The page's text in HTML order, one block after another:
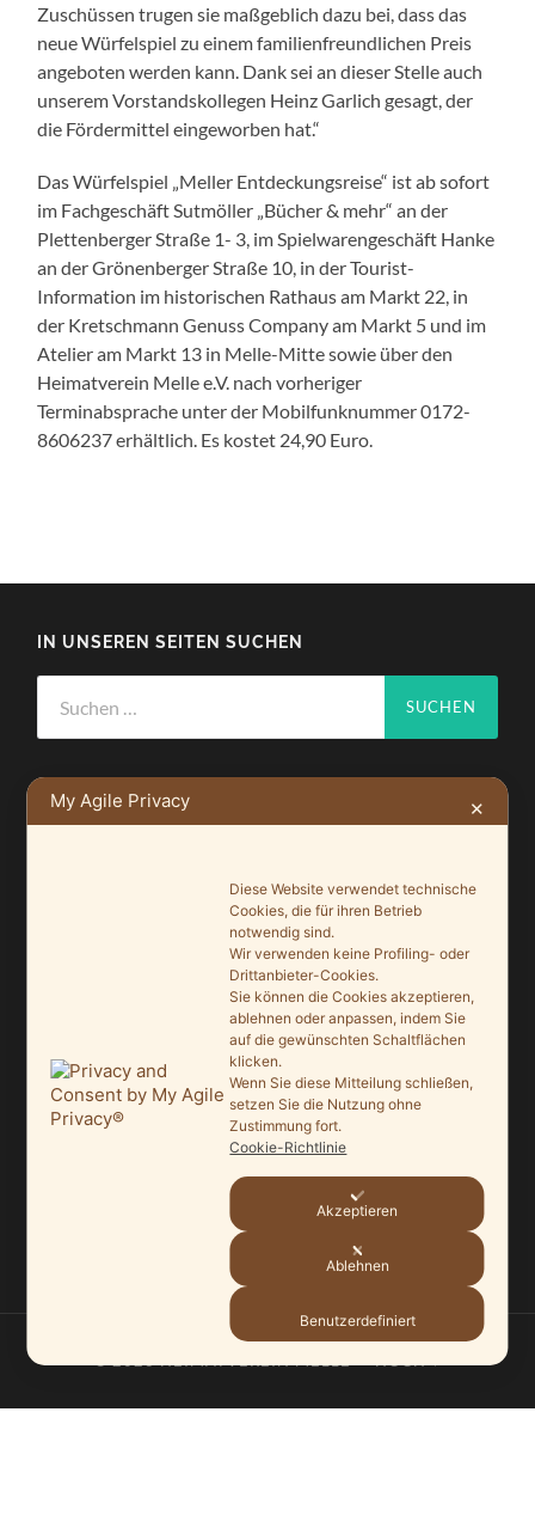
Zuschüssen trugen sie maßgeblich dazu bei, dass das
neue Würfelspiel zu einem familienfreundlichen Preis
angeboten werden kann. Dank sei an dieser Stelle auch
unserem Vorstandskollegen Heinz Garlich gesagt, der
die Fördermittel eingeworben hat.“
Das Würfelspiel „Meller Entdeckungsreise“ ist ab sofort
im Fachgeschäft Sutmöller „Bücher & mehr“ an der
Plettenberger Straße 1- 3, im Spielwarengeschäft Hanke
an der Grönenberger Straße 10, in der Tourist-
Information im historischen Rathaus am Markt 22, in
der Kretschmann Genuss Company am Markt 5 und im
Atelier am Markt 13 in Melle-Mitte sowie über den
Heimatverein Melle e.V. nach vorheriger
Terminabsprache unter der Mobilfunknummer 0172-
8606237 erhältlich. Es kostet 24,90 Euro.
IN UNSEREN SEITEN SUCHEN
nach:
Ein Leuchtturmprojekt für mehr Artenvielfalt
Saisonauftakt nach Maß im Grönegau-Museum
Melle punktet beim „Tag des offenen Denkmals“
27. September 2025
Ein Schaufenster der Denkmalpflege
Mit vergrößertem Führungsteam in die Zukunft
My Agile Privacy ✕
Diese Website verwendet technische
Cookies, die für ihren Betrieb
notwendig sind.
Wir verwenden keine Profiling- oder
Drittanbieter-Cookies.
Sie können die Cookies akzeptieren,
ablehnen oder anpassen, indem Sie
auf die gewünschten Schaltflächen
klicken.
Wenn Sie diese Mitteilung schließen,
setzen Sie die Nutzung ohne
Zustimmung fort.
Cookie-Richtlinie
Akzeptieren
Ablehnen
Benutzerdefiniert